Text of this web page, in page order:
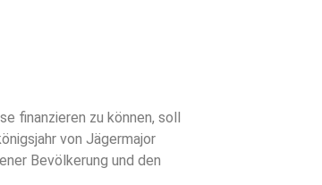
finanzieren zu können, soll
von Jägermajor
Bevölkerung und den